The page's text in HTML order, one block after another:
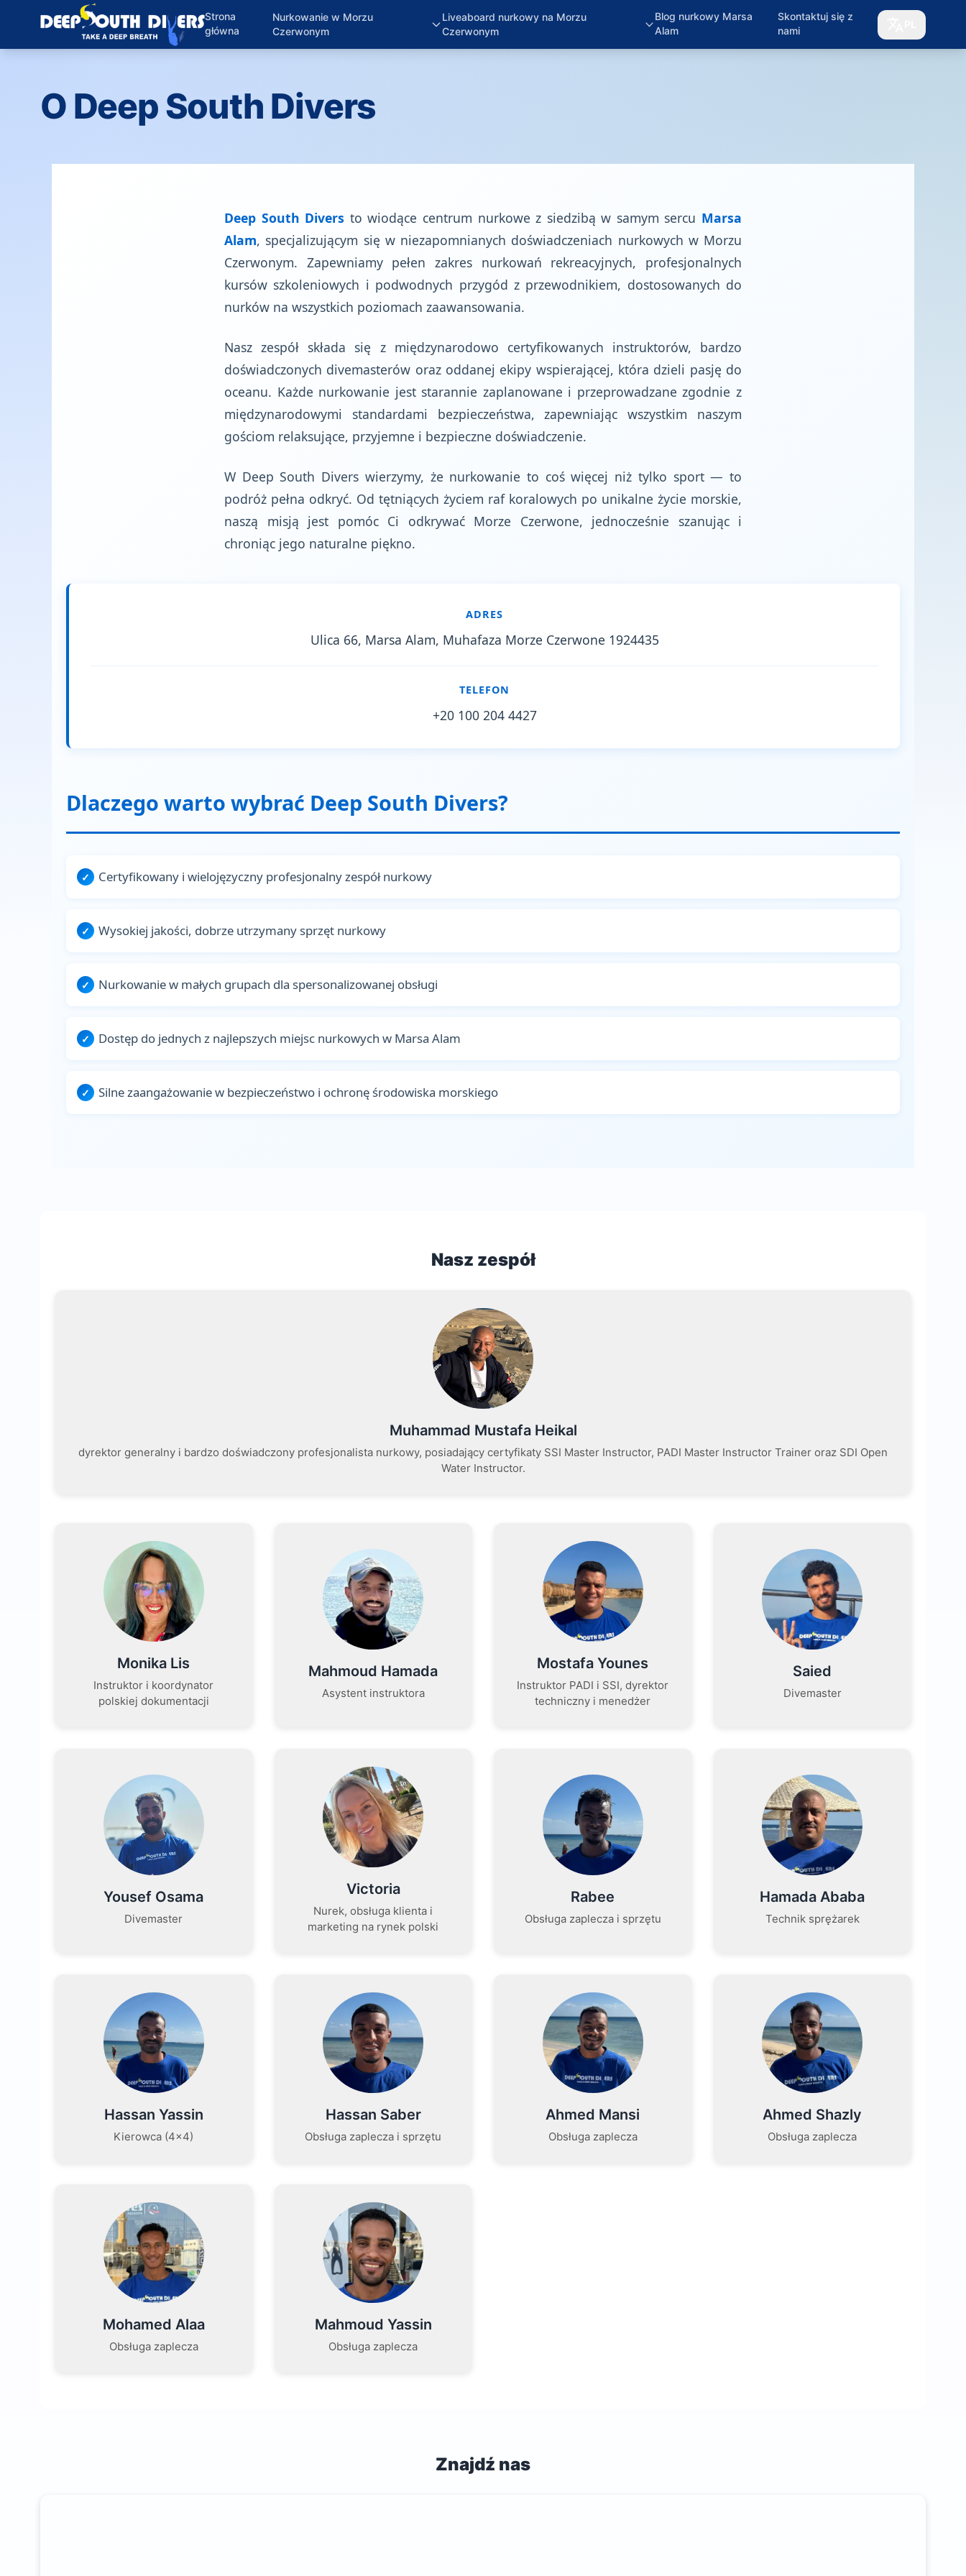
Strona
główna
Nurkowanie w Morzu
Czerwonym
Liveaboard nurkowy na Morzu
Czerwonym
Blog nurkowy Marsa
Alam
Skontaktuj się z
nami
O Deep South Divers
Deep South Divers to wiodące centrum nurkowe z siedzibą w samym sercu Marsa
Alam, specjalizującym się w niezapomnianych doświadczeniach nurkowych w Morzu
Czerwonym. Zapewniamy pełen zakres nurkowań rekreacyjnych, profesjonalnych
kursów szkoleniowych i podwodnych przygód z przewodnikiem, dostosowanych do
nurków na wszystkich poziomach zaawansowania.
Nasz zespół składa się z międzynarodowo certyfikowanych instruktorów, bardzo
doświadczonych divemasterów oraz oddanej ekipy wspierającej, która dzieli pasję do
oceanu. Każde nurkowanie jest starannie zaplanowane i przeprowadzane zgodnie z
międzynarodowymi standardami bezpieczeństwa, zapewniając wszystkim naszym
gościom relaksujące, przyjemne i bezpieczne doświadczenie.
W Deep South Divers wierzymy, że nurkowanie to coś więcej niż tylko sport — to
podróż pełna odkryć. Od tętniących życiem raf koralowych po unikalne życie morskie,
naszą misją jest pomóc Ci odkrywać Morze Czerwone, jednocześnie szanując i
chroniąc jego naturalne piękno.
ADRES
Ulica 66, Marsa Alam, Muhafaza Morze Czerwone 1924435
TELEFON
+20 100 204 4427
Dlaczego warto wybrać Deep South Divers?
Certyfikowany i wielojęzyczny profesjonalny zespół nurkowy
Wysokiej jakości, dobrze utrzymany sprzęt nurkowy
Nurkowanie w małych grupach dla spersonalizowanej obsługi
Dostęp do jednych z najlepszych miejsc nurkowych w Marsa Alam
Silne zaangażowanie w bezpieczeństwo i ochronę środowiska morskiego
Nasz zespół
Muhammad Mustafa Heikal
dyrektor generalny i bardzo doświadczony profesjonalista nurkowy, posiadający certyfikaty SSI Master Instructor, PADI Master Instructor Trainer oraz SDI Open
Water Instructor.
Monika Lis
Instruktor i koordynator
polskiej dokumentacji
Mahmoud Hamada
Asystent instruktora
Mostafa Younes
Instruktor PADI i SSI, dyrektor
techniczny i menedżer
Saied
Divemaster
Yousef Osama
Divemaster
Victoria
Nurek, obsługa klienta i
marketing na rynek polski
Rabee
Obsługa zaplecza i sprzętu
Hamada Ababa
Technik sprężarek
Hassan Yassin
Kierowca (4×4)
Hassan Saber
Obsługa zaplecza i sprzętu
Ahmed Mansi
Obsługa zaplecza
Ahmed Shazly
Obsługa zaplecza
Mohamed Alaa
Obsługa zaplecza
Mahmoud Yassin
Obsługa zaplecza
Znajdź nas